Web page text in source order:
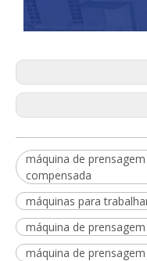
máquina de
compensada
máquinas para
máquina de
máquina de